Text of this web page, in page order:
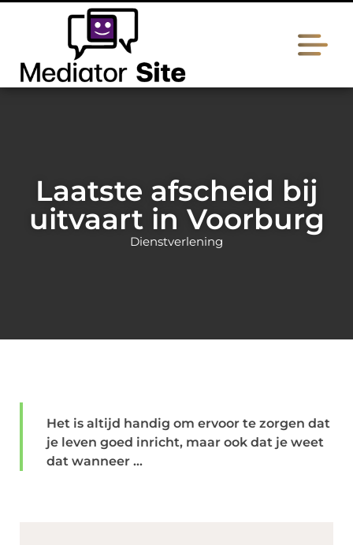
Laatste afscheid bij
uitvaart in Voorburg
Dienstverlening
Het is altijd handig om ervoor te zorgen dat
je leven goed inricht, maar ook dat je weet
dat wanneer ...